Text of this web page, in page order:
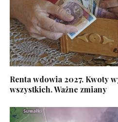
Renta wdowia 2027. Kwoty
wszystkich. Ważne zmiany